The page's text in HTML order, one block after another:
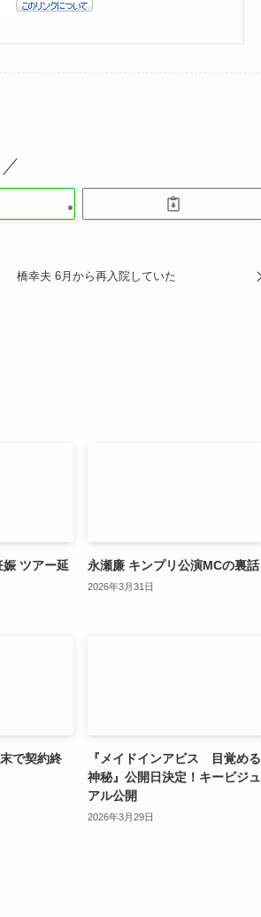
橋幸夫 6月から再入院していた
ツアー延
永瀬廉 キンプリ公演MCの裏話
2026年3月31日
で契約終
『メイドインアビス 目覚める
神秘』公開日決定！キービジュ
アル公開
2026年3月29日